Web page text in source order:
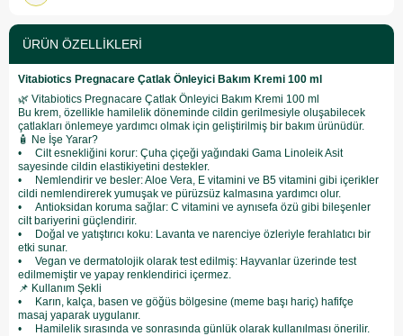
ÜRÜN ÖZELLIKLERI
Vitabiotics Pregnacare Çatlak Önleyici Bakım Kremi 100 ml
🌿 Vitabiotics Pregnacare Çatlak Önleyici Bakım Kremi 100 ml
Bu krem, özellikle hamilelik döneminde cildin gerilmesiyle oluşabilecek
çatlakları önlemeye yardımcı olmak için geliştirilmiş bir bakım ürünüdür.
🧴 Ne İşe Yarar?
• Cilt esnekliğini korur: Çuha çiçeği yağındaki Gama Linoleik Asit
sayesinde cildin elastikiyetini destekler.
• Nemlendirir ve besler: Aloe Vera, E vitamini ve B5 vitamini gibi içerikler
cildi nemlendirerek yumuşak ve pürüzsüz kalmasına yardımcı olur.
• Antioksidan koruma sağlar: C vitamini ve aynısefa özü gibi bileşenler
cilt bariyerini güçlendirir.
• Doğal ve yatıştırıcı koku: Lavanta ve narenciye özleriyle ferahlatıcı bir
etki sunar.
• Vegan ve dermatolojik olarak test edilmiş: Hayvanlar üzerinde test
edilmemiştir ve yapay renklendirici içermez.
📌 Kullanım Şekli
• Karın, kalça, basen ve göğüs bölgesine (meme başı hariç) hafifçe
masaj yaparak uygulanır.
• Hamilelik sırasında ve sonrasında günlük olarak kullanılması önerilir.